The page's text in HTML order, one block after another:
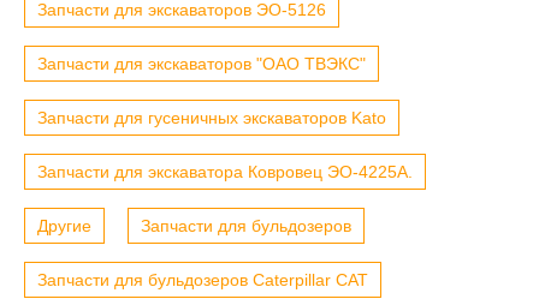
Запчасти для экскаваторов ЭО-5126
Запчасти для экскаваторов "ОАО ТВЭКС"
Запчасти для гусеничных экскаваторов Kato
Запчасти для экскаватора Ковровец ЭО-4225А.
Другие Запчасти для бульдозеров
Запчасти для бульдозеров Caterpillar CAT